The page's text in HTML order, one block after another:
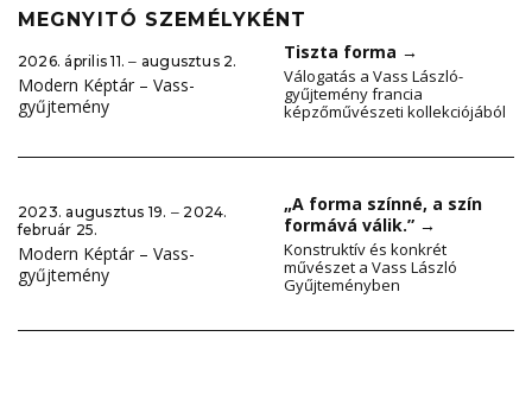
MEGNYITÓ SZEMÉLYKÉNT
2026. április 11. ‒ augusztus 2.
Modern Képtár – Vass-
gyűjtemény
Tiszta forma →
Válogatás a Vass László-
gyűjtemény francia
képzőművészeti kollekciójából
2023. augusztus 19. ‒ 2024.
február 25.
Modern Képtár – Vass-
gyűjtemény
„A forma színné, a szín
formává válik.” →
Konstruktív és konkrét
művészet a Vass László
Gyűjteményben